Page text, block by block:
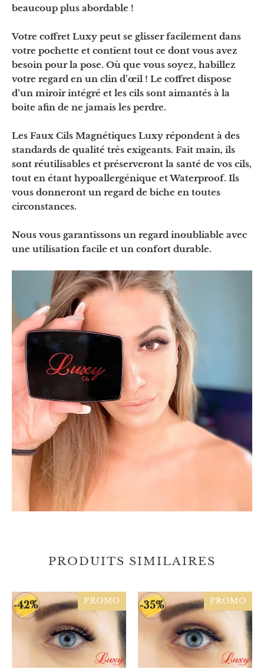
beaucoup plus abordable !
Votre coffret Luxy peut se glisser facilement dans
votre pochette et contient tout ce dont vous avez
besoin pour la pose. Où que vous soyez, habillez
votre regard en un clin d’œil ! Le coffret dispose
d’un miroir intégré et les cils sont aimantés à la
boite afin de ne jamais les perdre.
Les Faux Cils Magnétiques Luxy répondent à des
standards de qualité très exigeants. Fait main, ils
sont réutilisables et préserveront la santé de vos cils,
tout en étant hypoallergénique et Waterproof. Ils
vous donneront un regard de biche en toutes
circonstances.
Nous vous garantissons un regard inoubliable avec
une utilisation facile et un confort durable.
PRODUITS SIMILAIRES
PROMO PROMO